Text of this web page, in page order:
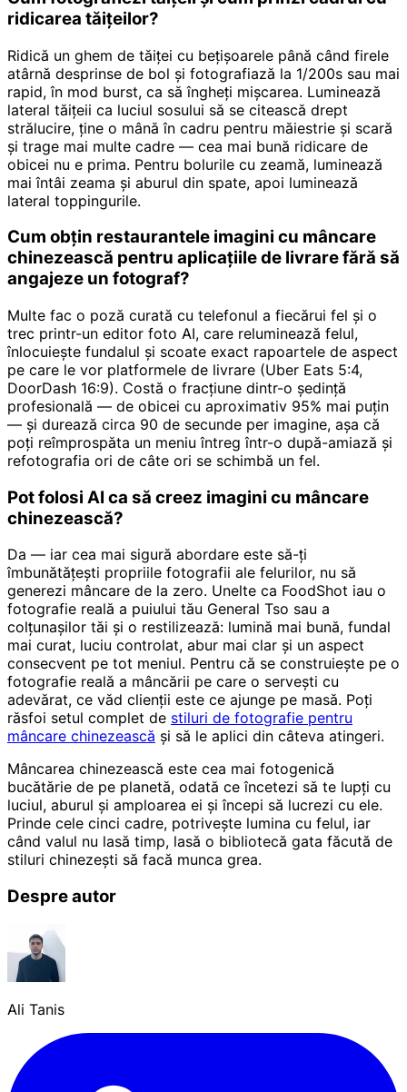
ridicarea tăițeilor?
Ridică un ghem de tăiței cu bețișoarele până când firele
atârnă desprinse de bol și fotografiază la 1/200s sau mai
rapid, în mod burst, ca să îngheți mișcarea. Luminează
lateral tăițeii ca luciul sosului să se citească drept
strălucire, ține o mână în cadru pentru măiestrie și scară
și trage mai multe cadre — cea mai bună ridicare de
obicei nu e prima. Pentru bolurile cu zeamă, luminează
mai întâi zeama și aburul din spate, apoi luminează
lateral toppingurile.
Cum obțin restaurantele imagini cu mâncare
chinezească pentru aplicațiile de livrare fără să
angajeze un fotograf?
Multe fac o poză curată cu telefonul a fiecărui fel și o
trec printr-un editor foto AI, care reluminează felul,
înlocuiește fundalul și scoate exact rapoartele de aspect
pe care le vor platformele de livrare (Uber Eats 5:4,
DoorDash 16:9). Costă o fracțiune dintr-o ședință
profesională — de obicei cu aproximativ 95% mai puțin
— și durează circa 90 de secunde per imagine, așa că
poți reîmprospăta un meniu întreg într-o după-amiază și
refotografia ori de câte ori se schimbă un fel.
Pot folosi AI ca să creez imagini cu mâncare
chinezească?
Da — iar cea mai sigură abordare este să-ți
îmbunătățești propriile fotografii ale felurilor, nu să
generezi mâncare de la zero. Unelte ca FoodShot iau o
fotografie reală a puiului tău General Tso sau a
colțunașilor tăi și o restilizează: lumină mai bună, fundal
mai curat, luciu controlat, abur mai clar și un aspect
consecvent pe tot meniul. Pentru că se construiește pe o
fotografie reală a mâncării pe care o servești cu
adevărat, ce văd clienții este ce ajunge pe masă. Poți
răsfoi setul complet de stiluri de fotografie pentru
mâncare chinezească și să le aplici din câteva atingeri.
Mâncarea chinezească este cea mai fotogenică
bucătărie de pe planetă, odată ce încetezi să te lupți cu
luciul, aburul și amploarea ei și începi să lucrezi cu ele.
Prinde cele cinci cadre, potrivește lumina cu felul, iar
când valul nu lasă timp, lasă o bibliotecă gata făcută de
stiluri chinezești să facă munca grea.
Despre autor
Ali Tanis